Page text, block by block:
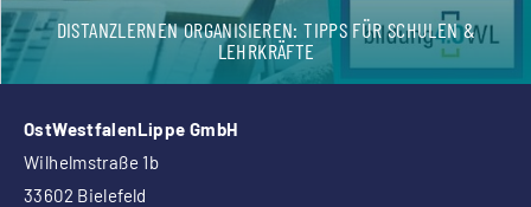
DISTANZLERNEN ORGANISIEREN: TIPPS FÜR SCHULEN &
LEHRKRÄFTE
OstWestfalenLippe GmbH
Wilhelmstraße 1b
33602 Bielefeld